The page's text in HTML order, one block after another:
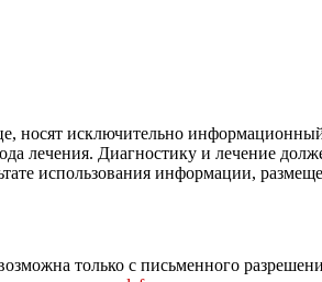
исключительно информационный
лечения. Диагностику и лечение
использования информации,
только с письменного